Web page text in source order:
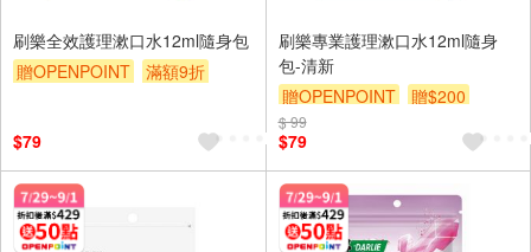
刷樂全效護理漱口水12ml隨身包
贈OPENPOINT
滿額9折
$79
刷樂專業護理漱口水12ml隨身
包-清新
贈OPENPOINT
贈$200
$ 99
$79